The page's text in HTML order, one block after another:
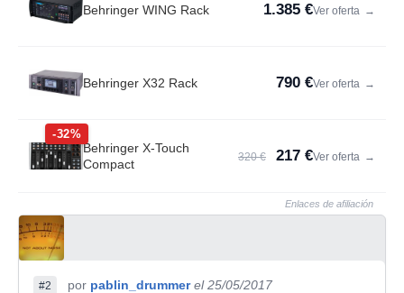
Behringer WING Rack 1.385 €Ver oferta →
Behringer X32 Rack 790 €Ver oferta →
-32%
Behringer X-Touch
Compact
320 € 217 €Ver oferta →
Enlaces de afiliación
#2 por pablin_drummer el 25/05/2017